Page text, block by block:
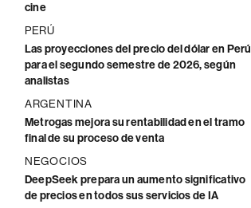
cine
PERÚ
Las proyecciones del precio del dólar en Perú
para el segundo semestre de 2026, según
analistas
ARGENTINA
Metrogas mejora su rentabilidad en el tramo
final de su proceso de venta
NEGOCIOS
DeepSeek prepara un aumento significativo
de precios en todos sus servicios de IA